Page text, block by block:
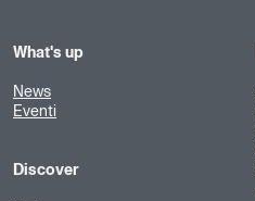
What's up
News
Eventi
Discover